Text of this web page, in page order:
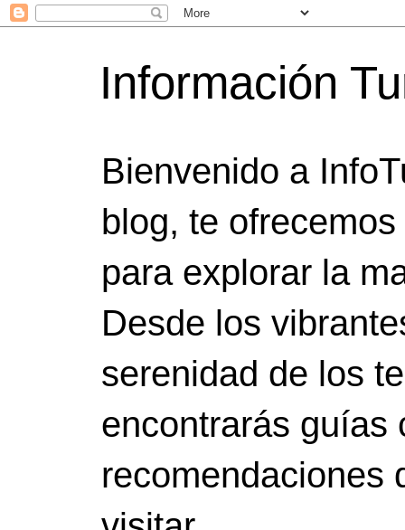
Información
Bienvenido a
blog, te
para explorar la
Desde los
serenidad de los
encontrarás guías
recomendaciones